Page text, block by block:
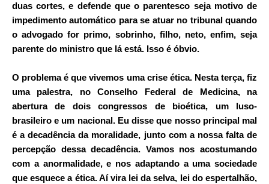
duas cortes, e defende que o parentesco seja motivo de
impedimento automático para se atuar no tribunal quando
o advogado for primo, sobrinho, filho, neto, enfim, seja
parente do ministro que lá está. Isso é óbvio.
O problema é que vivemos uma crise ética. Nesta terça, fiz
uma palestra, no Conselho Federal de Medicina, na
abertura de dois congressos de bioética, um luso-
brasileiro e um nacional. Eu disse que nosso principal mal
é a decadência da moralidade, junto com a nossa falta de
percepção dessa decadência. Vamos nos acostumando
com a anormalidade, e nos adaptando a uma sociedade
que esquece a ética. Aí vira lei da selva, lei do espertalhão,